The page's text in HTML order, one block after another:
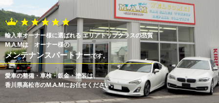
輸入車オーナー様に選ばれる エリアトップクラスの品質
M.A.Mは オーナー様の
メンテナンスパートナーです。
愛車の整備・車検・鈑金・塗装は、
香川県高松市のM.A.Mにお任せください。